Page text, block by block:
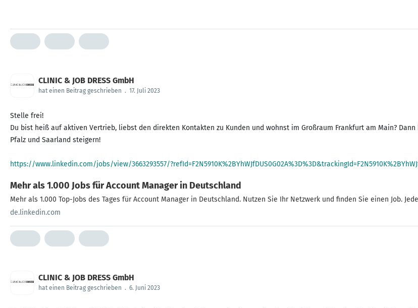
CLINIC & JOB DRESS GmbH
hat einen Beitrag geschrieben . 17. Juli 2023
Stelle frei!
Du bist heiß auf aktiven Vertrieb, liebst den direkten Kontakten zu Kunden und wohnst im Großraum Frankfurt am Main?
Pfalz und Saarland steigern!
https://www.linkedin.com/jobs/view/3663293557/
Mehr als 1.000 Jobs für Account Manager in Deutschland
Mehr als 1.000 Top-Jobs des Tages für Account Manager in Deutschland. Nutzen Sie Ihr Netzwerk und finden Sie einen Job.
de.linkedin.com
CLINIC & JOB DRESS GmbH
hat einen Beitrag geschrieben . 6. Juni 2023